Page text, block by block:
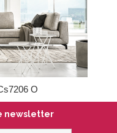
O
newsletter